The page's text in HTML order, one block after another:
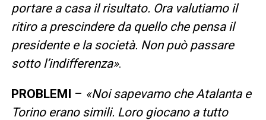
portare a casa il risultato. Ora valutiamo il
ritiro a prescindere da quello che pensa il
presidente e la società. Non può passare
sotto l’indifferenza».
PROBLEMI – «Noi sapevamo che Atalanta e
Torino erano simili. Loro giocano a tutto